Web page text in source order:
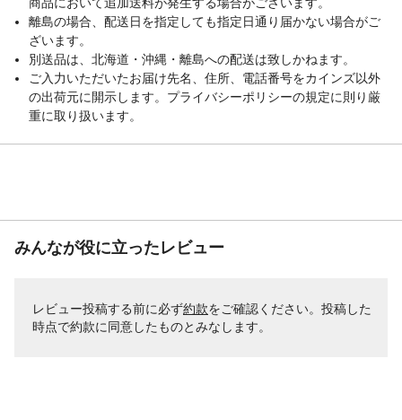
離島の場合、配送日を指定しても指定日通り届かない場合がご
ざいます。
別送品は、北海道・沖縄・離島への配送は致しかねます。
ご入力いただいたお届け先名、住所、電話番号をカインズ以外
の出荷元に開示します。プライバシーポリシーの規定に則り厳
重に取り扱います。
みんなが役に立ったレビュー
レビュー投稿する前に必ず約款をご確認ください。投稿した
時点で約款に同意したものとみなします。